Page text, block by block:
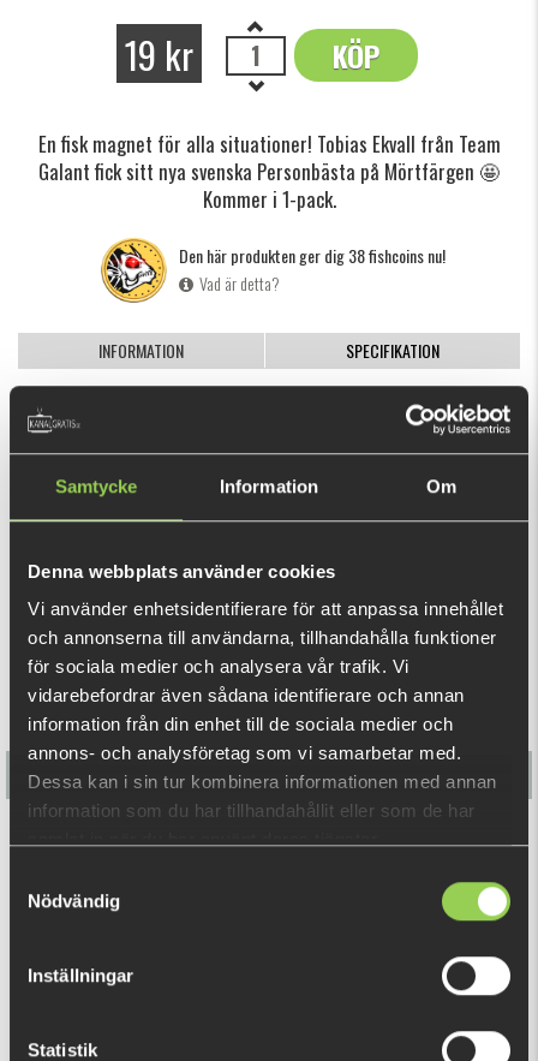
Samtycke Information Om
Denna webbplats använder cookies
Vi använder enhetsidentifierare för att anpassa innehållet
och annonserna till användarna, tillhandahålla funktioner
för sociala medier och analysera vår trafik. Vi
vidarebefordrar även sådana identifierare och annan
information från din enhet till de sociala medier och
annons- och analysföretag som vi samarbetar med.
Dessa kan i sin tur kombinera informationen med annan
information som du har tillhandahållit eller som de har
Nödvändig
Inställningar
Statistik
19 kr KÖP
OK
En fisk magnet för alla situationer! Tobias Ekvall från Team
Galant fick sitt nya svenska Personbästa på Mörtfärgen 🤩
Kommer i 1-pack.
Den här produkten ger dig 38 fishcoins nu!
Vad är detta?
INFORMATION SPECIFIKATION
Mört är en betsfisk som är väldigt populär bland
predatorerna i hela europa! Den subtila vaggande gången av
7cm är perfekt för abborre och gös.
REKOMMENDERADE PRODUKTER
Flatnose Shad 12cm med Inbyggd Rigg 3-pack